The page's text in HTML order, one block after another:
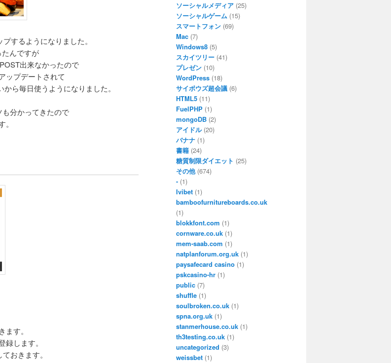
プするようになりました。
んですが
出来なかったので
ップデートされて
ら毎日使うようになりました。
分かってきたので
す。
します。
おきます。
ソーシャルメディア (25)
ソーシャルゲーム (15)
スマートフォン (69)
Mac (7)
Windows8 (5)
スカイツリー (41)
プレゼン (10)
WordPress (18)
サイボウズ超会議 (6)
HTML5 (11)
FuelPHP (1)
mongoDB (2)
アイドル(20)
バナナ (1)
書籍 (24)
糖質制限ダイエット (25)
その他(674)
- (1)
Ivibet (1)
bamboofurnitureboards.co.uk
(1)
blokkfont.com (1)
cornware.co.uk (1)
mem-saab.com (1)
natplanforum.org.uk (1)
paysafecard casino (1)
pskcasino-hr (1)
public (7)
shuffle (1)
soulbroken.co.uk (1)
spna.org.uk (1)
stanmerhouse.co.uk (1)
th3testing.co.uk (1)
uncategorized (3)
weissbet (1)